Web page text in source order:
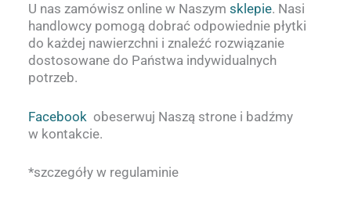
U nas zamówisz online w Naszymsklepie. Nasi
handlowcy pomogą dobrać odpowiednie płytki
do każdej nawierzchni i znaleźć rozwiązanie
dostosowane do Państwa indywidualnych
potrzeb.
Facebookobeserwuj Naszą strone i badźmy
w kontakcie.
*szczegóły w regulaminie